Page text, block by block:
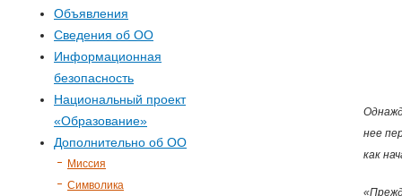
нее
как
Объявления
Сведения об ОО
Информационная
безопасность
Национальный проект
«Образование»
Дополнительно об ОО
Миссия
Символика